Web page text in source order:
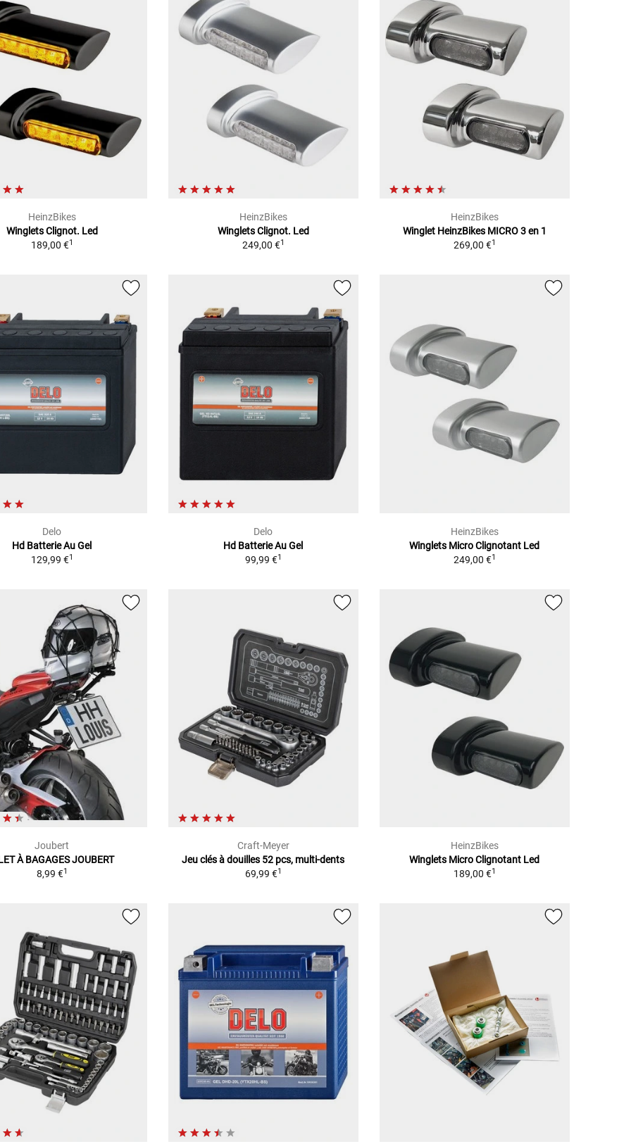
HeinzBikes
Winglets Clignot. Led
189,00 €1
HeinzBikes
Winglets Clignot. Led
249,00 €1
HeinzBikes
Winglet HeinzBikes MICRO 3 en 1
269,00 €1
Delo
Hd Batterie Au Gel
129,99 €1
Delo
Hd Batterie Au Gel
99,99 €1
HeinzBikes
Winglets Micro Clignotant Led
249,00 €1
Joubert
À BAGAGES JOUBERT
8,99 €1
Craft-Meyer
Jeu clés à douilles 52 pcs, multi-dents
69,99 €1
HeinzBikes
Winglets Micro Clignotant Led
189,00 €1